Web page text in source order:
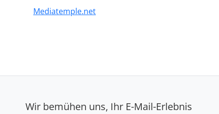
Mediatemple.net
Wir bemühen uns, Ihr E-Mail-Erlebnis